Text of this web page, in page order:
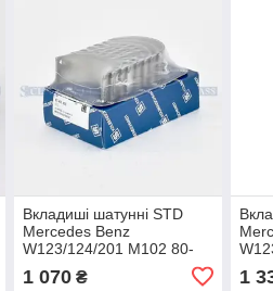
Вкладиші шатунні STD
Mercedes Benz
W123/124/201 M102 80-
1 070₴ 1